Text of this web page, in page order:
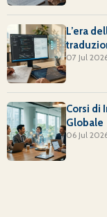
L’era
07 Jul
Corsi di
Globale
06 Jul